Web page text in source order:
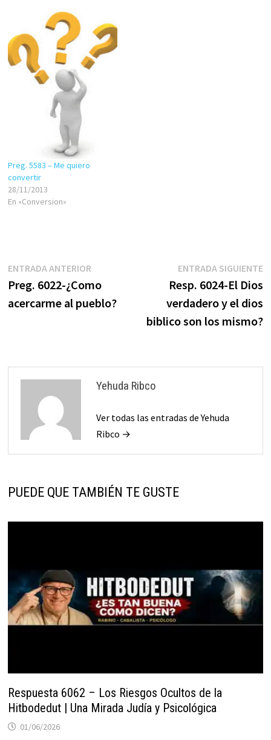
Preg. 5583 – Me quiero
convertir
28/11/2013
En «Conversion»
Navegación
de
ENTRADA ANTERIOREntrada
anterior:
Preg. 6022-¿Como
acercarme al pueblo?
ENTRADA SIGUIENTE
Resp. 6024-El Dios
verdadero y el dios
biblico son los mismo?
Yehuda Ribco
Ver todas las entradas de Yehuda
Ribco →
PUEDE QUE TAMBIÉN TE GUSTE
Respuesta 6062 – Los Riesgos Ocultos de la
Hitbodedut | Una Mirada Judía y Psicológica
01/06/2026